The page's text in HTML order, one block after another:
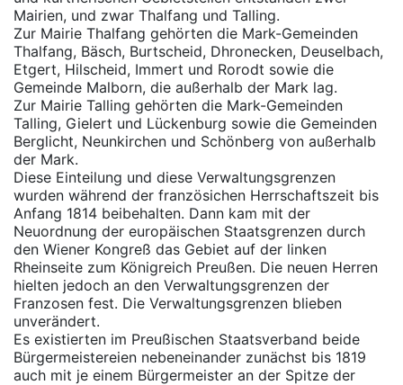
Mairien, und zwar Thalfang und Talling.
Zur Mairie Thalfang gehörten die Mark-Gemeinden
Thalfang, Bäsch, Burtscheid, Dhronecken, Deuselbach,
Etgert, Hilscheid, Immert und Rorodt sowie die
Gemeinde Malborn, die außerhalb der Mark lag.
Zur Mairie Talling gehörten die Mark-Gemeinden
Talling, Gielert und Lückenburg sowie die Gemeinden
Berglicht, Neunkirchen und Schönberg von außerhalb
der Mark.
Diese Einteilung und diese Verwaltungsgrenzen
wurden während der französichen Herrschaftszeit bis
Anfang 1814 beibehalten. Dann kam mit der
Neuordnung der europäischen Staatsgrenzen durch
den Wiener Kongreß das Gebiet auf der linken
Rheinseite zum Königreich Preußen. Die neuen Herren
hielten jedoch an den Verwaltungsgrenzen der
Franzosen fest. Die Verwaltungsgrenzen blieben
unverändert.
Es existierten im Preußischen Staatsverband beide
Bürgermeistereien nebeneinander zunächst bis 1819
auch mit je einem Bürgermeister an der Spitze der